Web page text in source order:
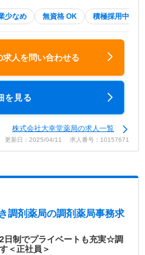
少なめ 無資格 OK 積極採用中
求人を問い合わせる
を見る
株式会社大幸堂薬局の求人一覧
更新日：2025/04/11 求人番号：10157671
調剤薬局の調剤薬局事務求
日制でプライベートも充実☆調
＜正社員＞